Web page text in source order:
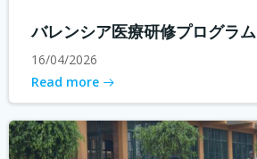
バレンシア医療研修プログラム
16/04/2026
Read more